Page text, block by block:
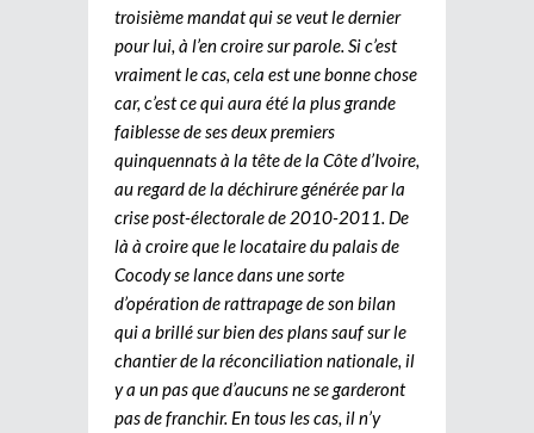
troisième mandat qui se veut le dernier
pour lui, à l’en croire sur parole. Si c’est
vraiment le cas, cela est une bonne chose
car, c’est ce qui aura été la plus grande
faiblesse de ses deux premiers
quinquennats à la tête de la Côte d’Ivoire,
au regard de la déchirure générée par la
crise post-électorale de 2010-2011. De
là à croire que le locataire du palais de
Cocody se lance dans une sorte
d’opération de rattrapage de son bilan
qui a brillé sur bien des plans sauf sur le
chantier de la réconciliation nationale, il
y a un pas que d’aucuns ne se garderont
pas de franchir. En tous les cas, il n’y